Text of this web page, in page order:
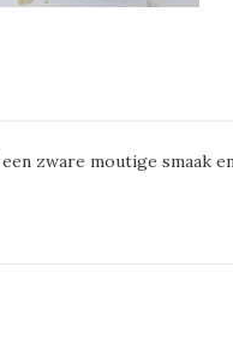
zware moutige smaak